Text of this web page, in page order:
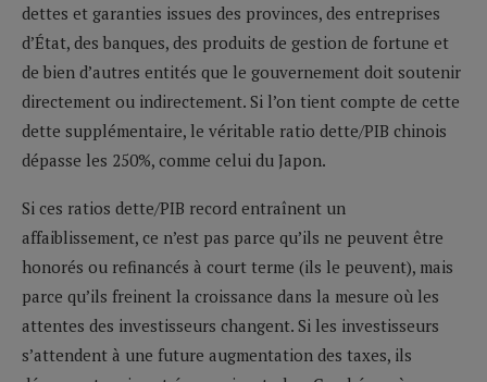
dettes et garanties issues des provinces, des entreprises
d’État, des banques, des produits de gestion de fortune et
de bien d’autres entités que le gouvernement doit soutenir
directement ou indirectement. Si l’on tient compte de cette
dette supplémentaire, le véritable ratio dette/PIB chinois
dépasse les 250%, comme celui du Japon.
Si ces ratios dette/PIB record entraînent un
affaiblissement, ce n’est pas parce qu’ils ne peuvent être
honorés ou refinancés à court terme (ils le peuvent), mais
parce qu’ils freinent la croissance dans la mesure où les
attentes des investisseurs changent. Si les investisseurs
s’attendent à une future augmentation des taxes, ils